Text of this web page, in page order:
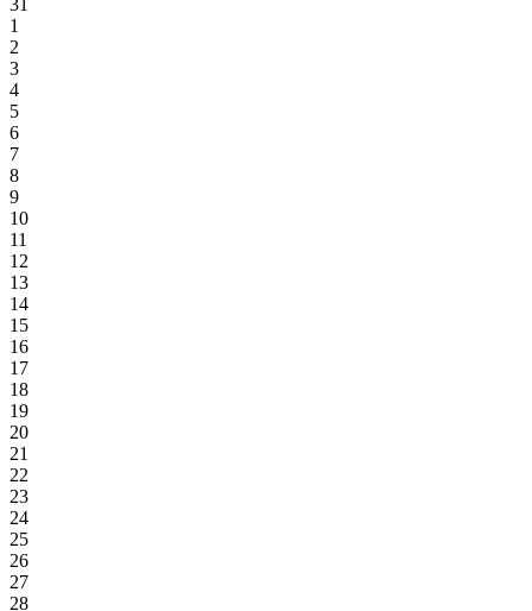
31
1
2
3
4
5
6
7
8
9
10
11
12
13
14
15
16
17
18
19
20
21
22
23
24
25
26
27
28